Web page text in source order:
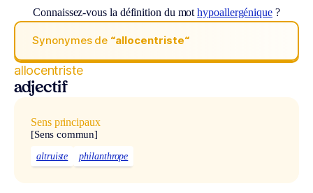
Connaissez-vous la définition du mothypoallergénique?
Synonymes de “allocentriste“
allocentriste
adjectif
Sens principaux
[Sens commun]
altruiste philanthrope